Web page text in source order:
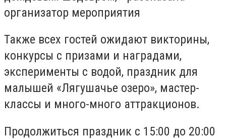
организатор мероприятия
Также всех гостей ожидают викторины,
конкурсы с призами и наградами,
эксперименты с водой, праздник для
малышей «Лягушачье озеро», мастер-
классы и много-много аттракционов.
Продолжиться праздник с 15:00 до 20:00